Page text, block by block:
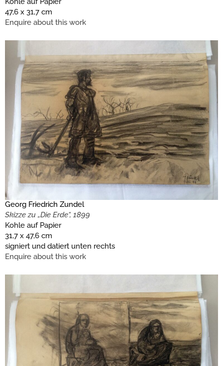
47,6 x 31,7 cm
Enquire about this work
Georg Friedrich Zundel
Skizze zu „Die Erde“, 1899
Kohle auf Papier
31,7 x 47,6 cm
signiert und datiert unten rechts
Enquire about this work